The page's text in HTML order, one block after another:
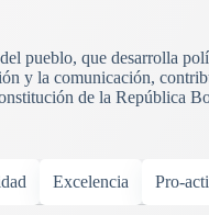
pueblo, que desarrolla
y la comunicación,
de la República
Excelencia Pro-